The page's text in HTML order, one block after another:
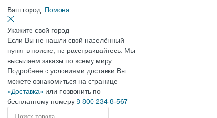
Ваш город: Помона
Укажите свой город
Если Вы не нашли свой населённый
пункт в поиске, не расстраивайтесь. Мы
высылаем заказы по всему миру.
Подробнее с условиями доставки Вы
можете ознакомиться на странице
«Доставка» или позвонить по
бесплатному номеру 8 800 234-8-567